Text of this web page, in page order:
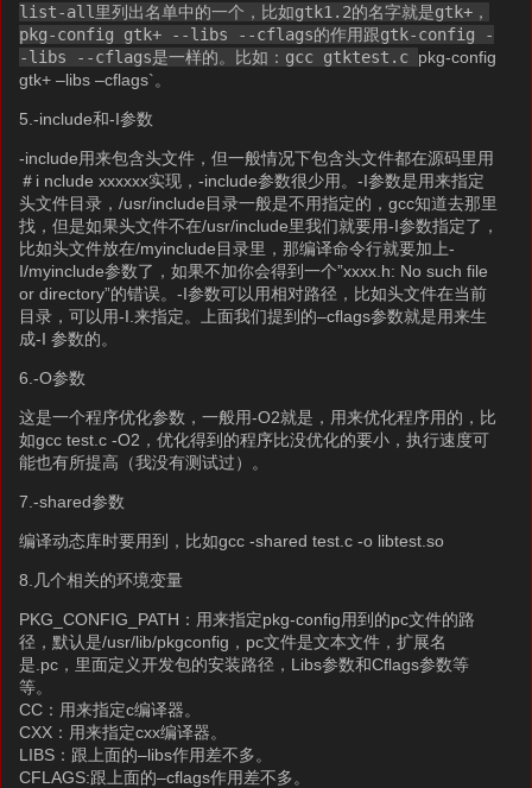
list-all里列出名单中的一个，比如gtk1.2的名字就是gtk+，
pkg-config gtk+ --libs --cflags的作用跟gtk-config -
-libs --cflags是一样的。比如：gcc gtktest.c pkg-config
gtk+ –libs –cflags`。
5.-include和-I参数
-include用来包含头文件，但一般情况下包含头文件都在源码里用
＃i nclude xxxxxx实现，-include参数很少用。-I参数是用来指定
头文件目录，/usr/include目录一般是不用指定的，gcc知道去那里
找，但是如果头文件不在/usr/include里我们就要用-I参数指定了，
比如头文件放在/myinclude目录里，那编译命令行就要加上-
I/myinclude参数了，如果不加你会得到一个”xxxx.h: No such file
or directory”的错误。-I参数可以用相对路径，比如头文件在当前
目录，可以用-I.来指定。上面我们提到的–cflags参数就是用来生
成-I 参数的。
6.-O参数
这是一个程序优化参数，一般用-O2就是，用来优化程序用的，比
如gcc test.c -O2，优化得到的程序比没优化的要小，执行速度可
能也有所提高（我没有测试过）。
7.-shared参数
编译动态库时要用到，比如gcc -shared test.c -o libtest.so
8.几个相关的环境变量
PKG_CONFIG_PATH：用来指定pkg-config用到的pc文件的路
径，默认是/usr/lib/pkgconfig，pc文件是文本文件，扩展名
是.pc，里面定义开发包的安装路径，Libs参数和Cflags参数等
等。
CC：用来指定c编译器。
CXX：用来指定cxx编译器。
LIBS：跟上面的–libs作用差不多。
CFLAGS:跟上面的–cflags作用差不多。